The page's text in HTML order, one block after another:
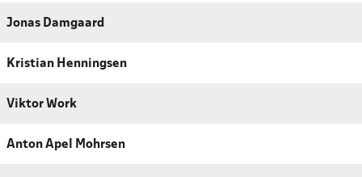
Jonas Damgaard
Kristian Henningsen
Viktor Work
Anton Apel Mohrsen